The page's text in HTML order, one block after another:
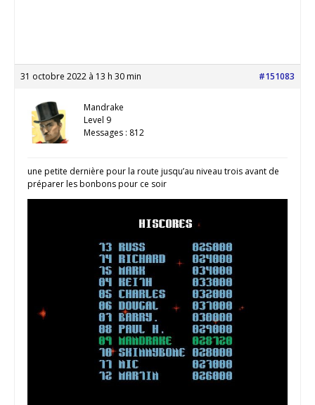
31 octobre 2022 à 13 h 30 min #151083
Mandrake
Level 9
Messages : 812
une petite dernière pour la route jusqu’au niveau trois avant de
préparer les bonbons pour ce soir